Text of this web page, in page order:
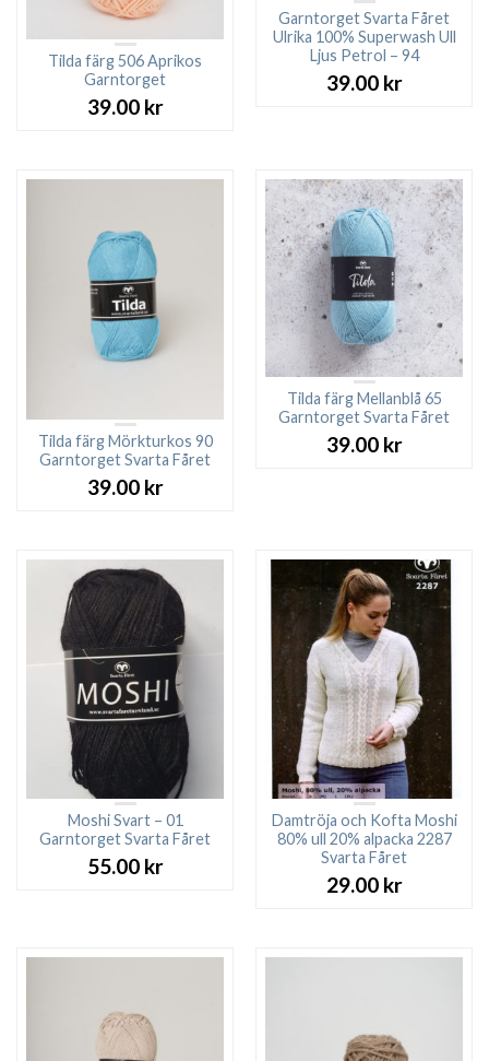
Tilda färg 506 Aprikos
Garntorget
39.00 kr
Garntorget Svarta Fåret
Ulrika 100% Superwash Ull
Ljus Petrol – 94
39.00 kr
Tilda färg Mörkturkos 90
Garntorget Svarta Fåret
39.00 kr
Tilda färg Mellanblå 65
Garntorget Svarta Fåret
39.00 kr
Moshi Svart – 01
Garntorget Svarta Fåret
55.00 kr
Damtröja och Kofta Moshi
80% ull 20% alpacka 2287
Svarta Fåret
29.00 kr